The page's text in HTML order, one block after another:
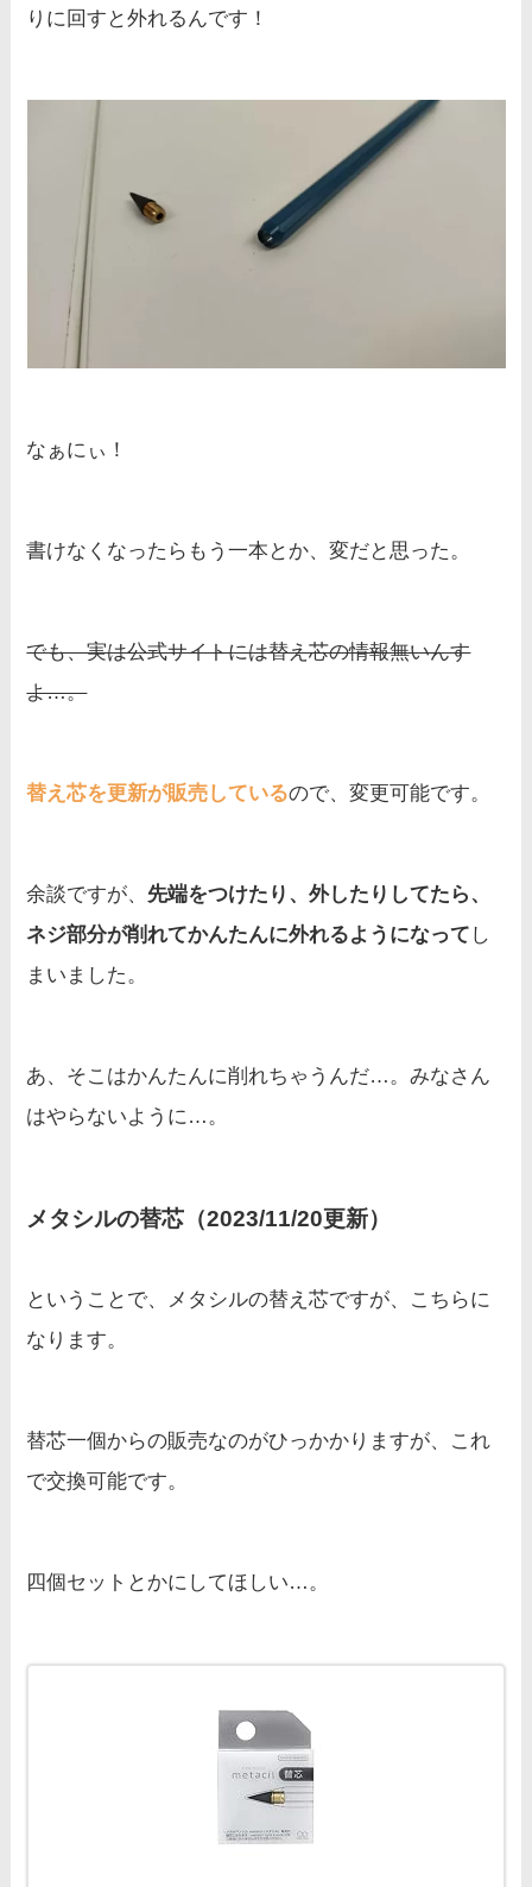
りに回すと外れるんです！
なぁにぃ！
書けなくなったらもう一本とか、変だと思った。
でも、実は公式サイトには替え芯の情報無いんす
よ…。
替え芯を更新が販売しているので、変更可能です。
余談ですが、 先端をつけたり、外したりしてたら、
ネジ部分が削れてかんたんに外れるようになって し
まいました。
あ、そこはかんたんに削れちゃうんだ…。みなさん
はやらないように…。
メタシルの替芯（2023/11/20更新）
ということで、メタシルの替え芯ですが、こちらに
なります。
替芯一個からの販売なのがひっかかりますが、これ
で交換可能です。
四個セットとかにしてほしい…。